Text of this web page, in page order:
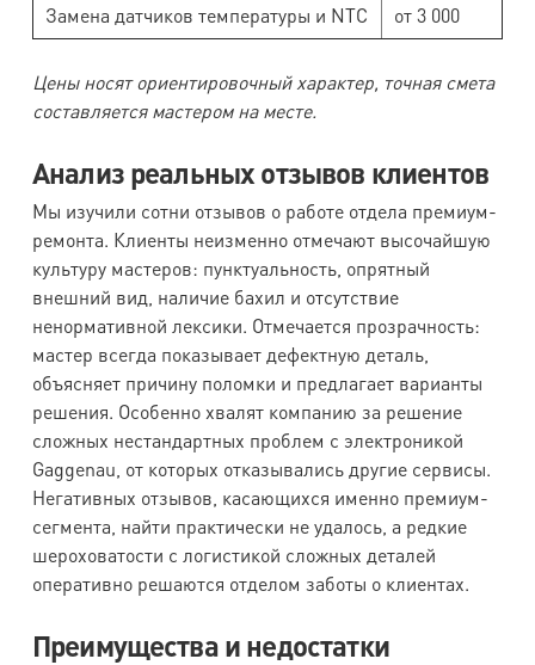
Замена датчиков температуры и NTC от 3 000
Цены носят ориентировочный характер, точная смета
составляется мастером на месте.
Анализ реальных отзывов клиентов
Мы изучили сотни отзывов о работе отдела премиум-
ремонта. Клиенты неизменно отмечают высочайшую
культуру мастеров: пунктуальность, опрятный
внешний вид, наличие бахил и отсутствие
ненормативной лексики. Отмечается прозрачность:
мастер всегда показывает дефектную деталь,
объясняет причину поломки и предлагает варианты
решения. Особенно хвалят компанию за решение
сложных нестандартных проблем с электроникой
Gaggenau, от которых отказывались другие сервисы.
Негативных отзывов, касающихся именно премиум-
сегмента, найти практически не удалось, а редкие
шероховатости с логистикой сложных деталей
оперативно решаются отделом заботы о клиентах.
Преимущества и недостатки